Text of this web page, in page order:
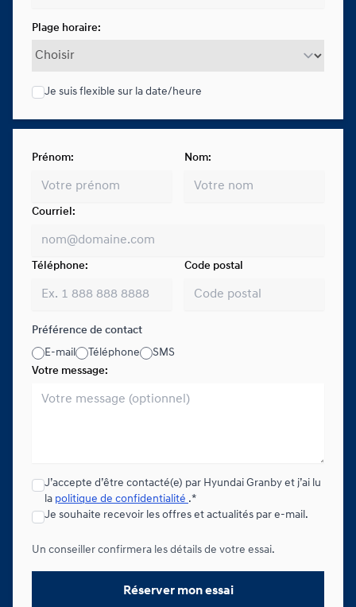
Plage horaire:
Je suis flexible sur la date/heure
Prénom: Nom:
Courriel:
Téléphone: Code postal
Préférence de contact
E-mail
Téléphone
SMS
Votre message:
J’accepte d’être contacté(e) par Hyundai Granby et j’ai lu
la politique de confidentialité .*
Je souhaite recevoir les offres et actualités par e-mail.
Un conseiller confirmera les détails de votre essai.
Réserver mon essai